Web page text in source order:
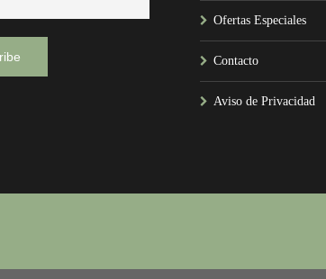
Ofertas Especiales
Contacto
Aviso de Privacidad